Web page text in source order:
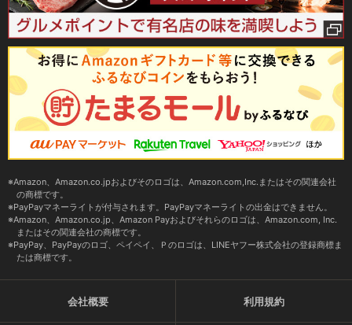
Amazon、Amazon.co.jpおよびそのロゴは、Amazon.com,Inc.またはその関連会社
の商標です。
PayPayマネーライトが付与されます。PayPayマネーライトの出金はできません。
Amazon、Amazon.co.jp、Amazon Payおよびそれらのロゴは、Amazon.com, Inc.
またはその関連会社の商標です。
PayPay、PayPayのロゴ、ペイペイ、Ｐのロゴは、LINEヤフー株式会社の登録商標ま
たは商標です。
会社概要 利用規約